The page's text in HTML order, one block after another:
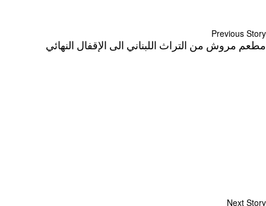
Previous Story
مطعم مروش من التراث اللبناني الى الإقفال النهائي
Next Story